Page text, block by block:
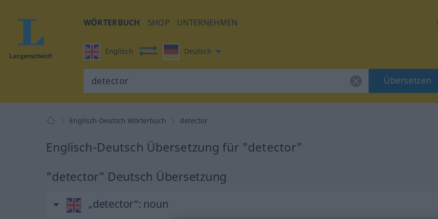
WÖRTERBUCH SHOP UNTERNEHMEN
Englisch Deutsch
Übersetzen
Englisch-Deutsch Wörterbuch detector
Englisch-Deutsch Übersetzung für "detector"
"detector" Deutsch Übersetzung
„detector“: noun